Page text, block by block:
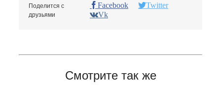
Поделится с
друзьями
Facebook
Twitter
Vk
Смотрите так же